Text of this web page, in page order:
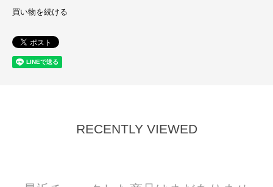
買い物を続ける
RECENTLY VIEWED